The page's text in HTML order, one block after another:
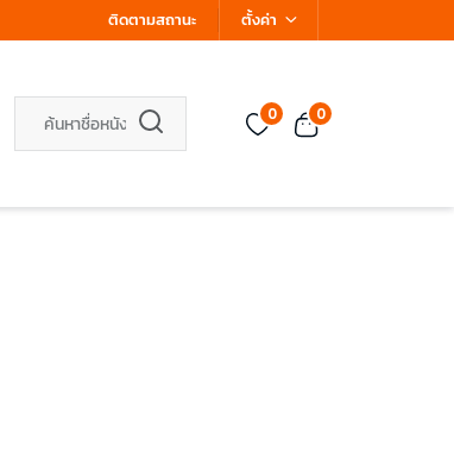
ติดตามสถานะ ตั้งค่า
0 0